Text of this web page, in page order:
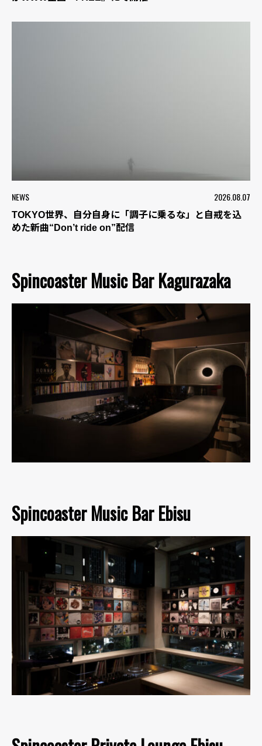
NEWS 2026.08.07
TOKYO世界、自分自身に「調子に乗るな」と自戒を込
めた新曲“Don’t ride on”配信
Spincoaster Music Bar Kagurazaka
Spincoaster Music Bar Ebisu